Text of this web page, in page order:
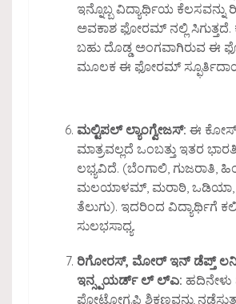
ಇನ್ನೊಬ್ಬ ವಿದ್ಯಾರ್ಥಿಯ ಕೆಲಸವನ್ನು
ಅವಕಾಶ ಫೋರಮ್ ನಲ್ಲಿ
ಬಹು ದೊಡ್ಡ ಅಂಗವಾಗಿರುವ ಈ
ಮೂಲಕ ಈ ಫೋರಮ್
ಮಲ್ಟಿಪಲ್ ಲ್ಯಾಂಗ್ವೇಜಸ್: ಈ
ಮಾತ್ರವಲ್ಲದೆ ಒಂಬತ್ತು ಇತರ
ಲಭ್ಯವಿದೆ. (ಬೆಂಗಾಲಿ, ಗುಜರಾತಿ,
ಮಲಯಾಳಮ್, ಮರಾಠಿ, ಒಡಿಯಾ,
ತೆಲುಗು). ಇದರಿಂದ ವಿದ್ಯಾರ್ಥಿಗೆ
ಸುಲಭಸಾಧ್ಯ.
ರಿಗೋರಸ್, ಮೋರ್ ಇನ್ ಡೆಪ್ತ್
ಇನ್ಸ್ಪಯರ್ಡ್ ಲ್ ಲ್ಎ: ಹದಿನೇಳು
ಫೋಟೋಗ್ರಫಿ ಶಿಕ್ಷಣವನ್ನು